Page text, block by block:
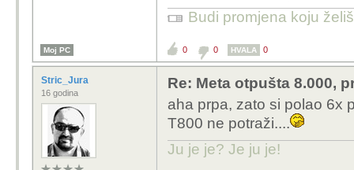
Budi promjena koju
Moj PC 0 0 HVALA 0
Stric_Jura
16 godina
Re: Meta otpušta 8.000,
aha prpa, zato si polao 6x
T800 ne potraži....
Ju je je? Je ju je!